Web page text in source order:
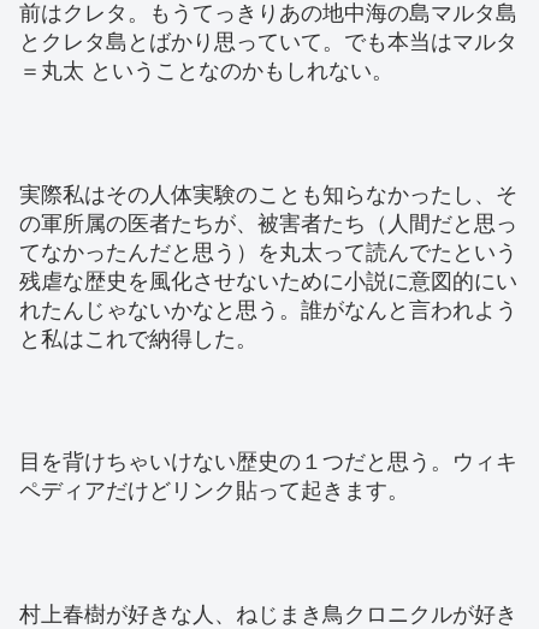
前はクレタ。もうてっきりあの地中海の島マルタ島
とクレタ島とばかり思っていて。でも本当はマルタ
＝丸太 ということなのかもしれない。
実際私はその人体実験のことも知らなかったし、そ
の軍所属の医者たちが、被害者たち（人間だと思っ
てなかったんだと思う）を丸太って読んでたという
残虐な歴史を風化させないために小説に意図的にい
れたんじゃないかなと思う。誰がなんと言われよう
と私はこれで納得した。
目を背けちゃいけない歴史の１つだと思う。ウィキ
ペディアだけどリンク貼って起きます。
村上春樹が好きな人、ねじまき鳥クロニクルが好き